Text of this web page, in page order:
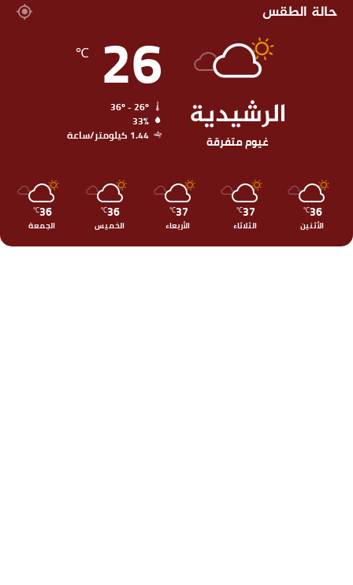
حالة الطقس
الرشيدية
غيوم متفرقة
26
℃
33%
1.44 كيلومتر/ساعة
36
℃
الأثنين
37
℃
الثلاثاء
37
℃
الأربعاء
36
℃
الخميس
36
℃
الجمعة